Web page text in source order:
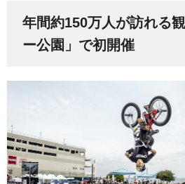
年間約150万人が訪れる
ー公園」で初開催